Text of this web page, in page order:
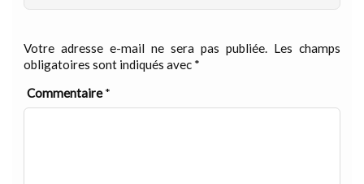
Votre adresse e-mail ne sera pas publiée. Les champs
obligatoires sont indiqués avec *
Commentaire*